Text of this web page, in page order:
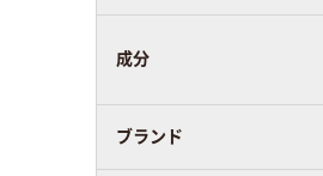
成分
ブランド